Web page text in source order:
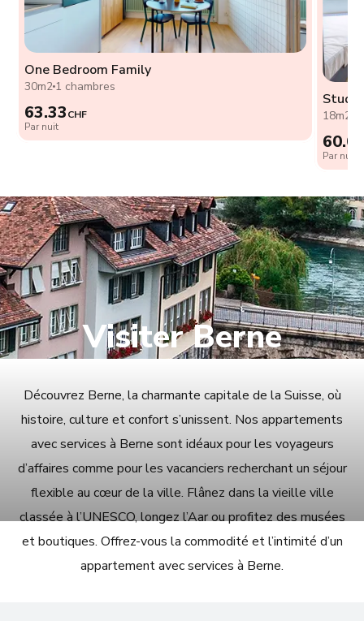
One Bedroom Family
30m21 chambres
63.33CHF
Par nuit
18m2
Par nuit
Visiter Berne
Découvrez Berne, la charmante capitale de la Suisse, où
histoire, culture et confort s’unissent. Nos appartements
avec services à Berne sont idéaux pour les voyageurs
d’affaires comme pour les vacanciers recherchant un séjour
flexible au cœur de la ville. Flânez dans la vieille ville
classée à l’UNESCO, longez l’Aar ou profitez des musées
et boutiques. Offrez-vous la commodité et l’intimité d’un
appartement avec services à Berne.